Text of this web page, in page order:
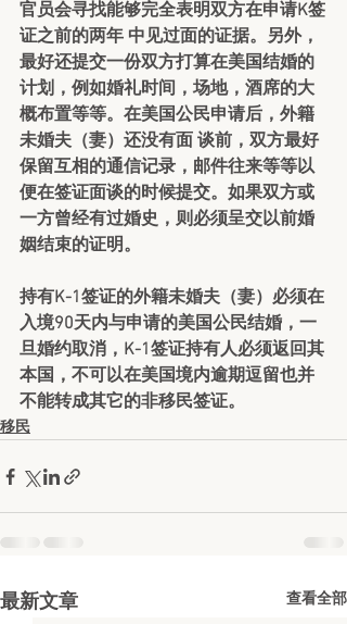
官员会寻找能够完全表明双方在申请K签
证之前的两年 中见过面的证据。另外，
最好还提交一份双方打算在美国结婚的
计划，例如婚礼时间，场地，酒席的大
概布置等等。在美国公民申请后，外籍
未婚夫（妻）还没有面 谈前，双方最好
保留互相的通信记录，邮件往来等等以
便在签证面谈的时候提交。如果双方或
一方曾经有过婚史，则必须呈交以前婚
姻结束的证明。
持有K-1签证的外籍未婚夫（妻）必须在
入境90天内与申请的美国公民结婚，一
旦婚约取消，K-1签证持有人必须返回其
本国，不可以在美国境内逾期逗留也并
不能转成其它的非移民签证。
移民
最新文章 查看全部